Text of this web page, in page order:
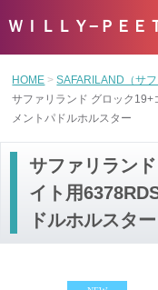
ＷＩＬＬＹ−ＰＥＥ
HOME SAFARILAND（サフ
サファリランド グロック
メントパドルホルスター
サファリラン
イト用
ドルホルスター